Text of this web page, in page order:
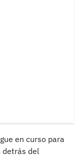
en curso para
detrás del